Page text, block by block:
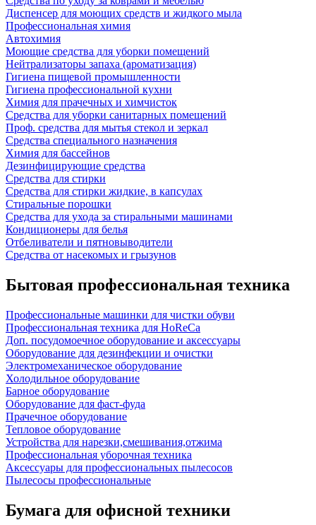
Диспенсер для моющих средств и жидкого мыла
Профессиональная химия
Автохимия
Моющие средства для уборки помещений
Нейтрализаторы запаха (ароматизация)
Гигиена пищевой промышленности
Гигиена профессиональной кухни
Химия для прачечных и химчисток
Средства для уборки санитарных помещений
Проф. средства для мытья стекол и зеркал
Средства специального назначения
Химия для бассейнов
Дезинфицирующие средства
Средства для стирки
Средства для стирки жидкие, в капсулах
Стиральные порошки
Средства для ухода за стиральными машинами
Кондиционеры для белья
Отбеливатели и пятновыводители
Средства от насекомых и грызунов
Бытовая профессиональная техника
Профессиональные машинки для чистки обуви
Профессиональная техника для HoReCa
Доп. посудомоечное оборудование и аксессуары
Оборудование для дезинфекции и очистки
Электромеханическое оборудование
Холодильное оборудование
Барное оборудование
Оборудование для фаст-фуда
Прачечное оборудование
Тепловое оборудование
Устройства для нарезки,смешивания,отжима
Профессиональная уборочная техника
Аксессуары для профессиональных пылесосов
Пылесосы профессиональные
Бумага для офисной техники